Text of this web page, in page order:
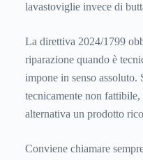
lavastoviglie invece di
La direttiva 2024/1799
riparazione quando è
impone in senso assoluto.
tecnicamente non
alternativa un prodotto
Conviene chiamare